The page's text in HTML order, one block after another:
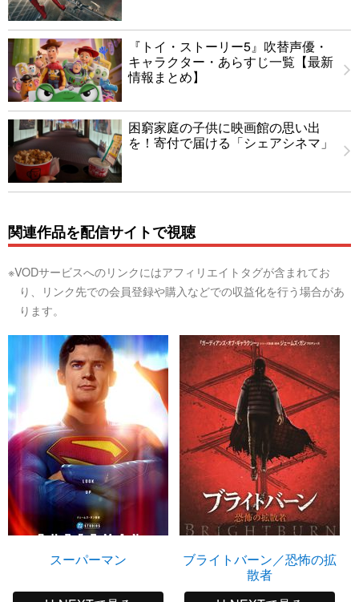
『トイ・ストーリー5』吹替声優・
キャラクター・あらすじ一覧【最新
情報まとめ】
困窮家庭の子供に映画館の思い出
を！寄付で届ける「シェアシネマ」
関連作品を配信サイトで視聴
※VODサービスへのリンクにはアフィリエイトタグが含まれてお
り、リンク先での会員登録や購入などでの収益化を行う場合があ
ります。
スーパーマン
ブライトバーン／恐怖の拡
散者